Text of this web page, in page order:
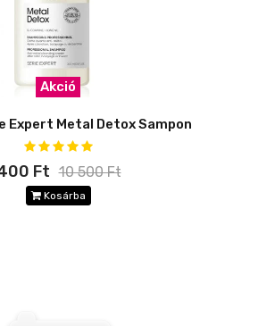
Akció
Expert Metal Detox Sampon
Ft 10 500 Ft
Kosárba